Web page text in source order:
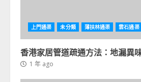
上門通渠 未分類 薄扶林通渠 雲石通渠
香港家居管道疏通方法：地漏異
1 年 ago